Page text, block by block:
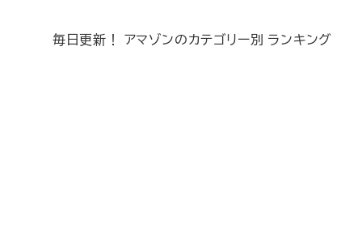
毎日更新！ アマゾンのカテゴリー別 ランキング